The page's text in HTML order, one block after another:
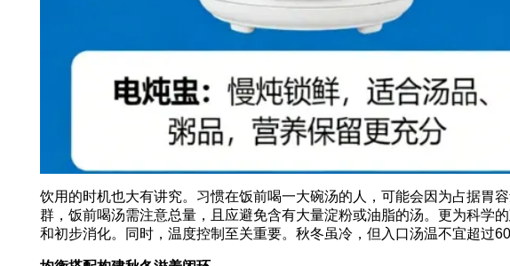
饮用的时机也大有讲究。习惯在饭前喝一大碗汤的人，可能会因为占据胃
群，饭前喝汤需注意总量，且应避免含有大量淀粉或油脂的汤。更为科学
和初步消化。同时，温度控制至关重要。秋冬虽冷，但入口汤温不宜超过